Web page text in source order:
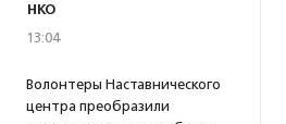
НКО
13:04
Волонтеры Наставнического
центра преобразили